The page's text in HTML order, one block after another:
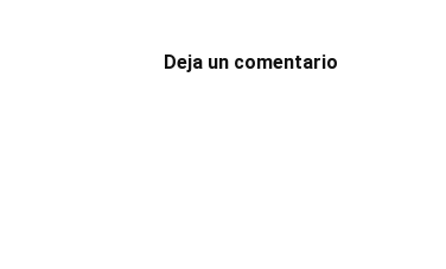
Deja un comentario